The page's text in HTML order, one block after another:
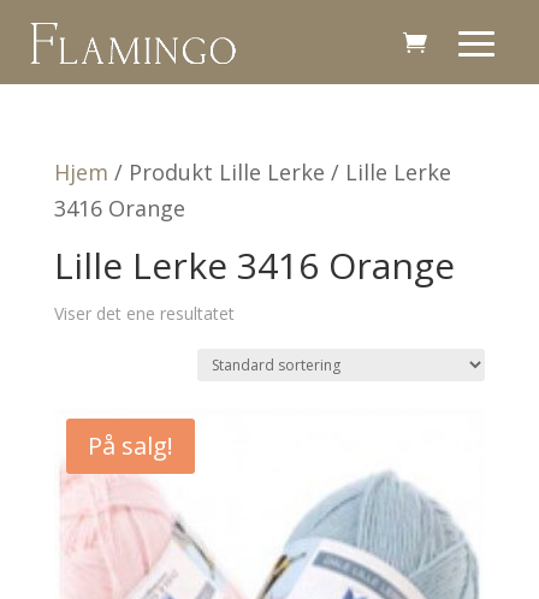
Hjem / Produkt Lille Lerke / Lille Lerke
3416 Orange
Lille Lerke 3416 Orange
Viser det ene resultatet
På salg!